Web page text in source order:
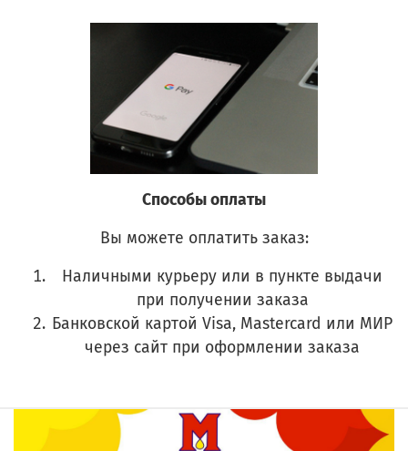
Способы оплаты
Вы можете оплатить заказ:
Наличными курьеру или в пункте выдачи
при получении заказа
Банковской картой Visa, Mastercard или МИР
через сайт при оформлении заказа